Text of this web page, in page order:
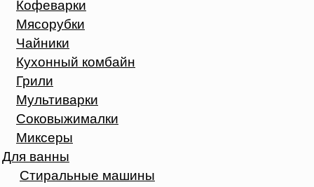
Кофеварки
Мясорубки
Чайники
Кухонный комбайн
Грили
Мультиварки
Соковыжималки
Миксеры
Для ванны
Стиральные машины